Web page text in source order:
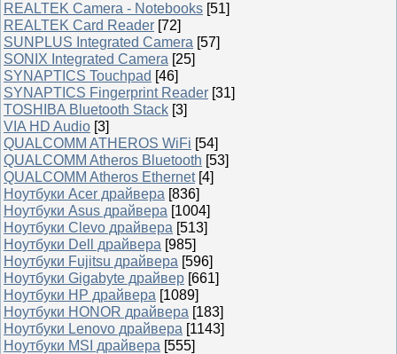
REALTEK Camera - Notebooks [51]
REALTEK Card Reader [72]
SUNPLUS Integrated Camera [57]
SONIX Integrated Camera [25]
SYNAPTICS Touchpad [46]
SYNAPTICS Fingerprint Reader [31]
TOSHIBA Bluetooth Stack [3]
VIA HD Audio [3]
QUALCOMM ATHEROS WiFi [54]
QUALCOMM Atheros Bluetooth [53]
QUALCOMM Atheros Ethernet [4]
Ноутбуки Acer драйвера [836]
Ноутбуки Asus драйвера [1004]
Ноутбуки Clevo драйвера [513]
Ноутбуки Dell драйвера [985]
Ноутбуки Fujitsu драйвера [596]
Ноутбуки Gigabyte драйвер [661]
Ноутбуки HP драйвера [1089]
Ноутбуки HONOR драйвера [183]
Ноутбуки Lenovo драйвера [1143]
Ноутбуки MSI драйвера [555]